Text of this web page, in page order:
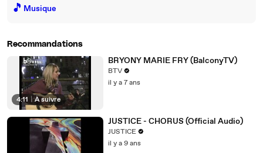
🎵 Musique
Recommandations
4:11 | À suivre
BRYONY MARIE FRY (BalconyTV)
BTV
il y a 7 ans
JUSTICE - CHORUS (Official Audio)
JUSTICE
il y a 9 ans